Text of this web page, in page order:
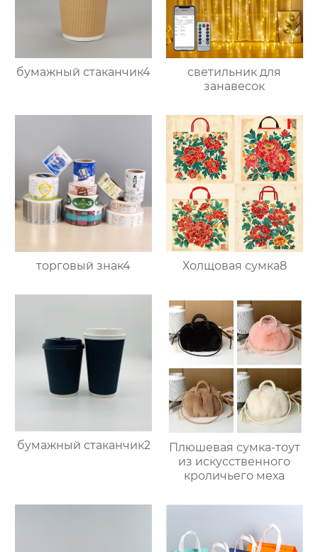
бумажный стаканчик4
светильник для
занавесок
торговый знак4 Холщовая сумка8
бумажный стаканчик2
Плюшевая сумка-тоут
из искусственного
кроличьего меха